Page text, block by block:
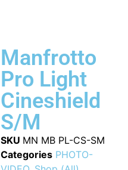
Manfrotto
Pro Light
Cineshield
S/M
SKU MN MB PL-CS-SM
Categories PHOTO-